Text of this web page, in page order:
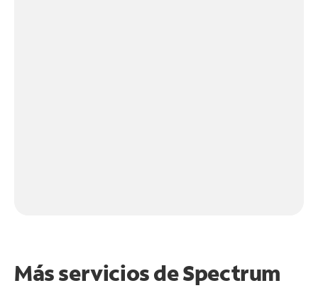
Más servicios de Spectrum